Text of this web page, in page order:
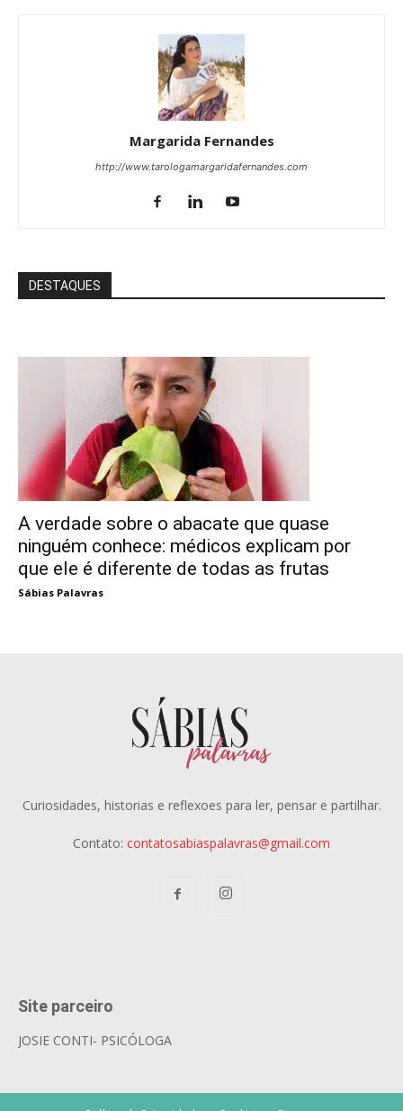
Margarida Fernandes
http://www.tarologamargaridafernandes.com
DESTAQUES
A verdade sobre o abacate que quase
ninguém conhece: médicos explicam por
que ele é diferente de todas as frutas
Sábias Palavras
Curiosidades, historias e reflexoes para ler, pensar e partilhar.
Contato: contatosabiaspalavras@gmail.com
Site parceiro
JOSIE CONTI- PSICÓLOGA